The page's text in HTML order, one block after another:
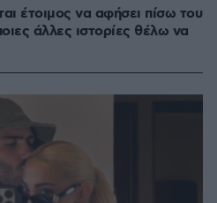
έτοιμος να αφήσει πίσω του
άλλες ιστορίες θέλω να